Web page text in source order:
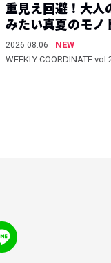
重見え回避！大人
みたい真夏のモノ
2026.08.06
NEW
WEEKLY COORDINATE